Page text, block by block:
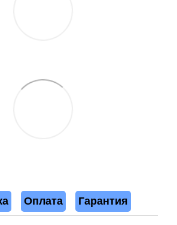
Оплата Гарантия